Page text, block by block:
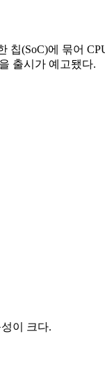
칩(SoC)에 묶어
출시가 예고됐다.
이 크다.